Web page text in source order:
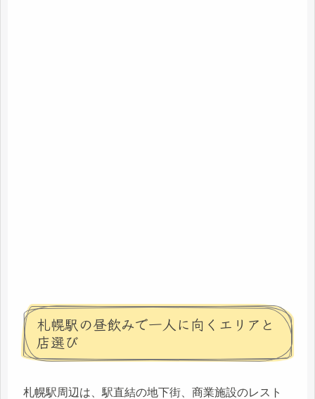
札幌駅の昼飲みで一人に向くエリアと
店選び
札幌駅周辺は、駅直結の地下街、商業施設のレスト